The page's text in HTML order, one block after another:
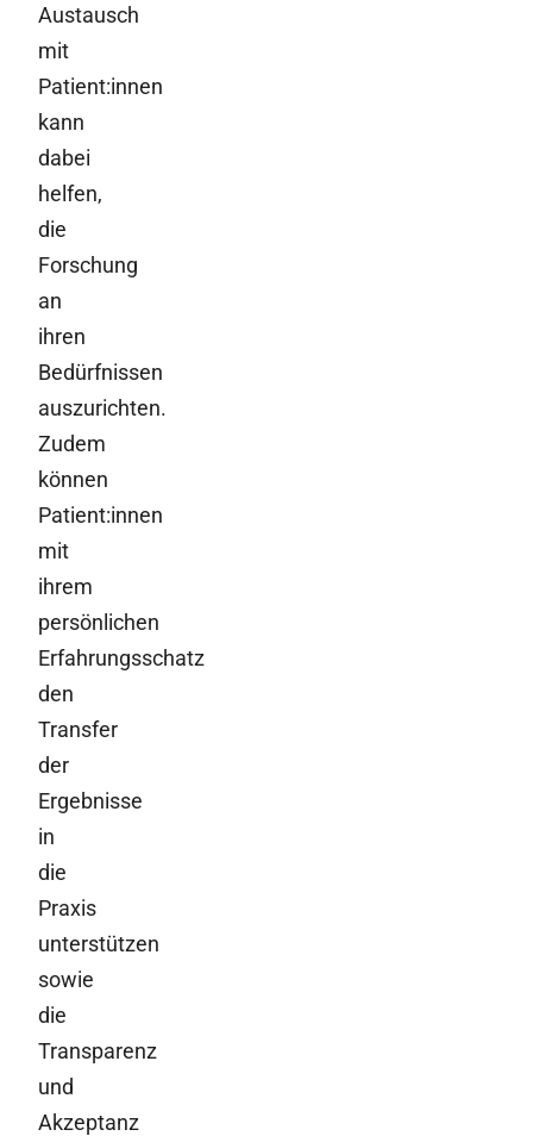
Austausch
mit
Patient:innen
kann
dabei
helfen,
die
Forschung
an
ihren
Bedürfnissen
auszurichten.
Zudem
können
Patient:innen
mit
ihrem
persönlichen
Erfahrungsschatz
den
Transfer
der
Ergebnisse
in
die
Praxis
unterstützen
sowie
die
Transparenz
und
Akzeptanz